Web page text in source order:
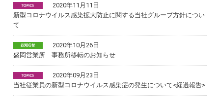
2020年11月11日
新型コロナウイルス感染拡大防止に関する当社グループ方針につい
て
2020年10月26日
盛岡営業所 事務所移転のお知らせ
2020年09月23日
当社従業員の新型コロナウイルス感染症の発生について<経過報告>